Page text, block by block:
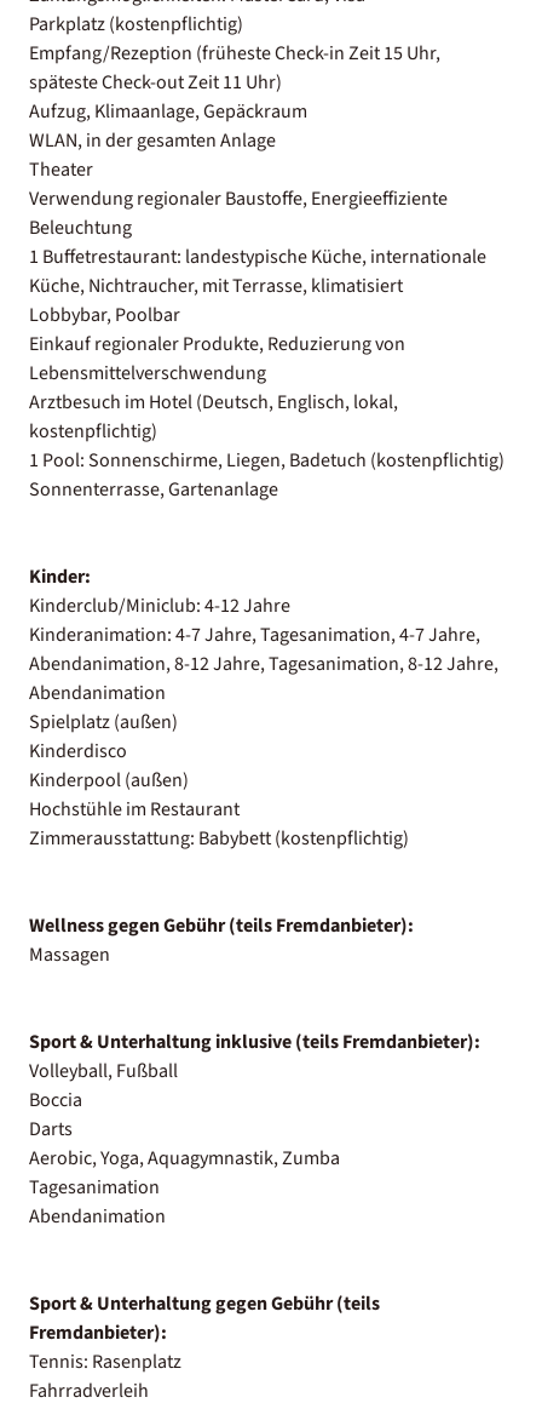
Parkplatz (kostenpflichtig)
Empfang/Rezeption (früheste Check-in Zeit 15 Uhr,
späteste Check-out Zeit 11 Uhr)
Aufzug, Klimaanlage, Gepäckraum
WLAN, in der gesamten Anlage
Theater
Verwendung regionaler Baustoffe, Energieeffiziente
Beleuchtung
1 Buffetrestaurant: landestypische Küche, internationale
Küche, Nichtraucher, mit Terrasse, klimatisiert
Lobbybar, Poolbar
Einkauf regionaler Produkte, Reduzierung von
Lebensmittelverschwendung
Arztbesuch im Hotel (Deutsch, Englisch, lokal,
kostenpflichtig)
1 Pool: Sonnenschirme, Liegen, Badetuch (kostenpflichtig)
Sonnenterrasse, Gartenanlage
Kinder:
Kinderclub/Miniclub: 4-12 Jahre
Kinderanimation: 4-7 Jahre, Tagesanimation, 4-7 Jahre,
Abendanimation, 8-12 Jahre, Tagesanimation, 8-12 Jahre,
Abendanimation
Spielplatz (außen)
Kinderdisco
Kinderpool (außen)
Hochstühle im Restaurant
Zimmerausstattung: Babybett (kostenpflichtig)
Wellness gegen Gebühr (teils Fremdanbieter):
Massagen
Sport & Unterhaltung inklusive (teils Fremdanbieter):
Volleyball, Fußball
Boccia
Darts
Aerobic, Yoga, Aquagymnastik, Zumba
Tagesanimation
Abendanimation
Sport & Unterhaltung gegen Gebühr (teils
Fremdanbieter):
Tennis: Rasenplatz
Fahrradverleih